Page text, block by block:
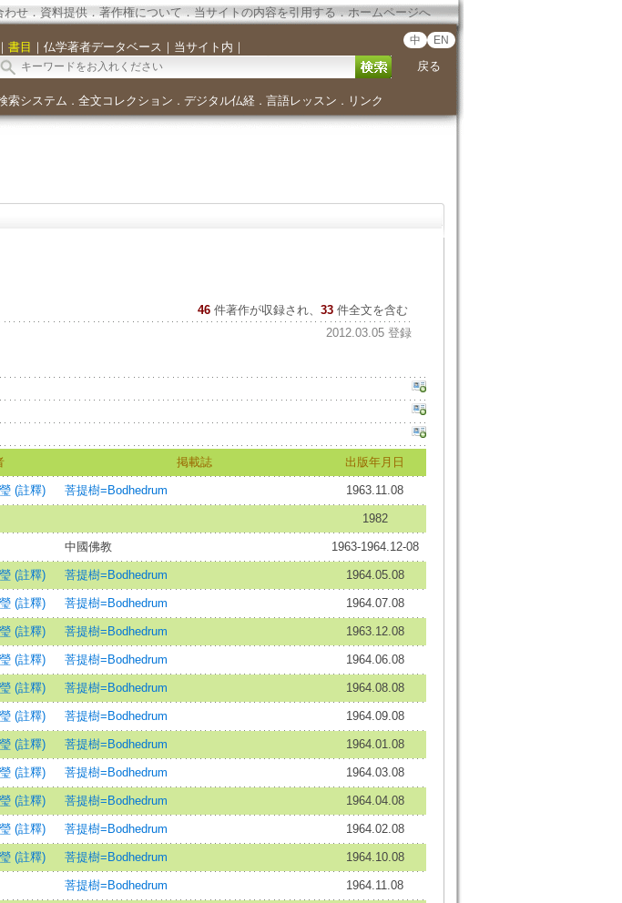
わせ． 資料提供．著作権について．当サイトの内容を引用する．ホームページへ
｜ 書目 ｜ 仏学著者データベース ｜ 当サイト内 ｜ 中 EN
戻る
索システム ． 全文コレクション ． デジタル仏経． 言語レッスン ． リンク
46 件著作が収録され、 33件全文を含む
2012.03.05 登録
掲載誌 出版年月日
(註釋) 菩提樹=Bodhedrum 1963.11.08
1982
中國佛教 1963-1964.12-08
(註釋) 菩提樹=Bodhedrum 1964.05.08
(註釋) 菩提樹=Bodhedrum 1964.07.08
(註釋) 菩提樹=Bodhedrum 1963.12.08
(註釋) 菩提樹=Bodhedrum 1964.06.08
(註釋) 菩提樹=Bodhedrum 1964.08.08
(註釋) 菩提樹=Bodhedrum 1964.09.08
(註釋) 菩提樹=Bodhedrum 1964.01.08
(註釋) 菩提樹=Bodhedrum 1964.03.08
(註釋) 菩提樹=Bodhedrum 1964.04.08
(註釋) 菩提樹=Bodhedrum 1964.02.08
(註釋) 菩提樹=Bodhedrum 1964.10.08
菩提樹=Bodhedrum 1964.11.08